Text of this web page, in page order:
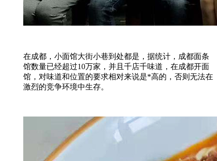
在成都，小面馆大街小巷到处都是，据统计，成都面条
馆数量已经超过10万家，并且千店千味道，在成都开面
馆，对味道和位置的要求相对来说是*高的，否则无法在
激烈的竞争环境中生存。